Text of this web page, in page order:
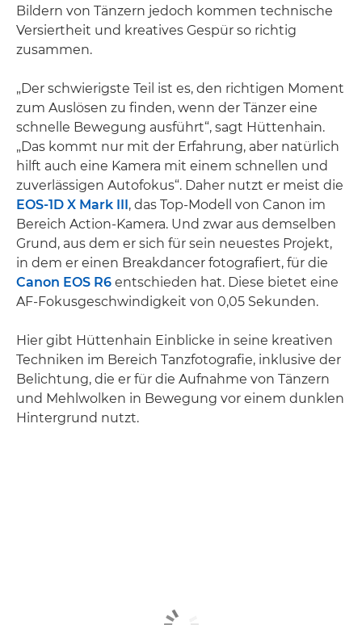
Bildern von Tänzern jedoch kommen technische
Versiertheit und kreatives Gespür so richtig
zusammen.
„Der schwierigste Teil ist es, den richtigen Moment
zum Auslösen zu finden, wenn der Tänzer eine
schnelle Bewegung ausführt“, sagt Hüttenhain.
„Das kommt nur mit der Erfahrung, aber natürlich
hilft auch eine Kamera mit einem schnellen und
zuverlässigen Autofokus“. Daher nutzt er meist die
EOS-1D X Mark III, das Top-Modell von Canon im
Bereich Action-Kamera. Und zwar aus demselben
Grund, aus dem er sich für sein neuestes Projekt,
in dem er einen Breakdancer fotografiert, für die
Canon EOS R6 entschieden hat. Diese bietet eine
AF-Fokusgeschwindigkeit von 0,05 Sekunden.
Hier gibt Hüttenhain Einblicke in seine kreativen
Techniken im Bereich Tanzfotografie, inklusive der
Belichtung, die er für die Aufnahme von Tänzern
und Mehlwolken in Bewegung vor einem dunklen
Hintergrund nutzt.